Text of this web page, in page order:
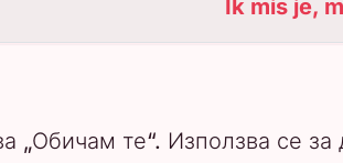
Ik mis je,
„Обичам те“. Използва се